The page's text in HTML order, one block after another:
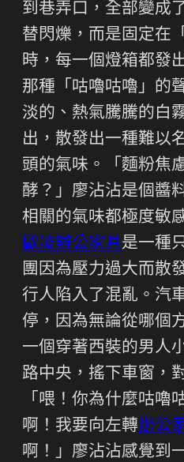
到巷弄口，全部變成
替閃爍，而是固定在
時，每一個燈箱都發
那種「咕嚕咕嚕」的
淡的、熱氣騰騰的白
出，散發出一種難以
頭的氣味。「麵粉焦
酵？」廖沾沾是個醬
相關的氣味都極度敏
歐凌辦公家具是一種
團因為壓力過大而散
行人陷入了混亂。汽
停，因為無論從哪個
一個穿著西裝的男人
路中央，搖下車窗，
「喂！你為什麼咕嚕
啊！我要向左轉辦公
啊！」廖沾沾感覺到